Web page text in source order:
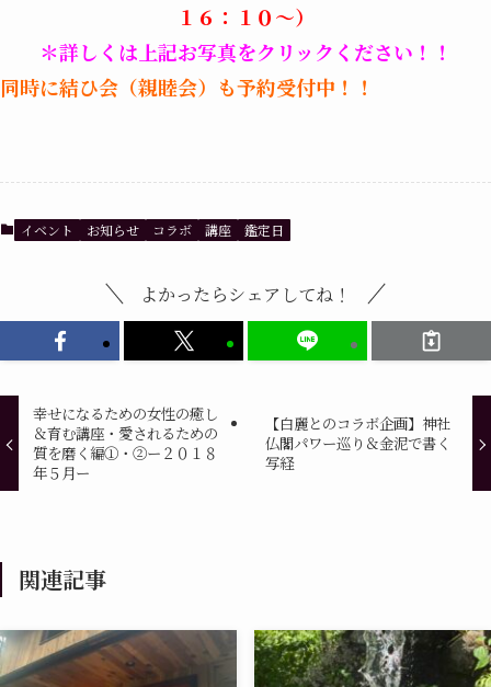
１６：１０～）
＊詳しくは上記お写真をクリックください！！
同時に結ひ会（親睦会）も予約受付中！！
イベント お知らせ コラボ 講座 鑑定日
よかったらシェアしてね！
幸せになるための女性の癒し
＆育む講座・愛されるための
質を磨く編①・②ー２０１８
年５月ー
【白麗とのコラボ企画】神社
仏閣パワー巡り＆金泥で書く
写経
関連記事